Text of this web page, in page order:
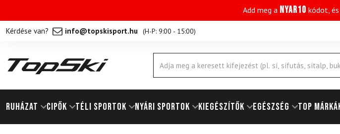
Add meg a NYAR10 kódot,
Kérdése van? info@topskisport.hu (H-P: 9:00 - 15:00)
Products
search
RUHÁZAT Cipők TÉLI SPORTOK NYÁRI SPORTOK KIEGÉSZÍTŐK EGÉSZSÉG Top